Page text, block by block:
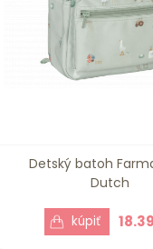
Detský batoh
Dutch